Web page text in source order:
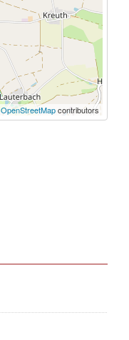
OpenStreetMapcontributors